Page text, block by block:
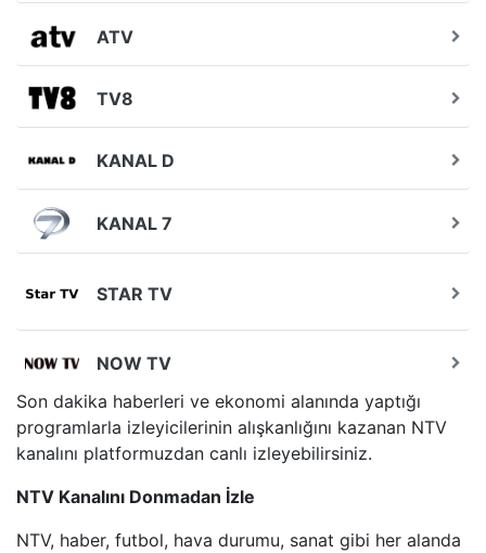
ATV
TV8
KANAL D
KANAL 7
STAR TV
NOW TV
BEYAZ TV
SHOW TV
A2 TV
Son dakika haberleri ve ekonomi alanında yaptığı
programlarla izleyicilerinin alışkanlığını kazanan NTV
kanalını platformuzdan canlı izleyebilirsiniz.
NTV Kanalını Donmadan İzle
NTV, haber, futbol, hava durumu, sanat gibi her alanda